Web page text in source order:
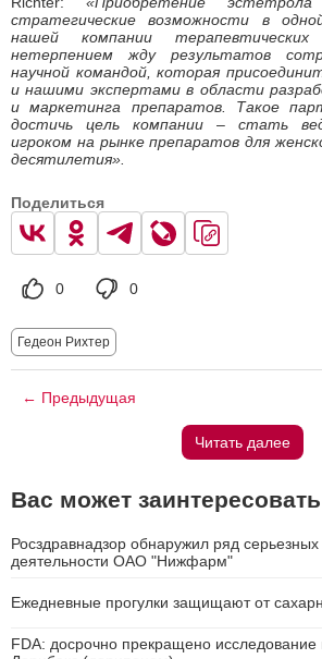
стратегические возможности в
нашей компании
нетерпением жду результатов
научной командой, которая
и нашими экспертами в области
и маркетинга препаратов. Такое
достичь цель компании – стать
игроком на рынке препаратов для
десятилетия».
Поделиться
0 0
Гедеон Рихтер
← Предыдущая
Читать далее
Вас может заинтересовать
Росздравнадзор обнаружил ряд
деятельности ОАО "Нижфарм"
Ежедневные прогулки защищают от
FDA: досрочно прекращено исследование